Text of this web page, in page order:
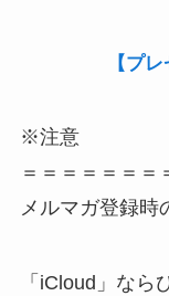
【プ
※注意
＝＝＝＝＝＝＝
メルマガ登録時
「iCloud」なら